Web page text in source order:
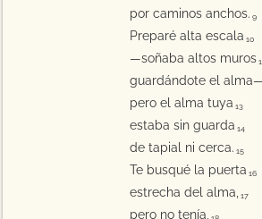
por caminos anchos. 9
Preparé alta escala 10
—soñaba altos muros
guardándote el
pero el alma tuya 13
estaba sin guarda 14
de tapial ni cerca. 15
Te busqué la puerta 16
estrecha del alma, 17
pero no tenía,